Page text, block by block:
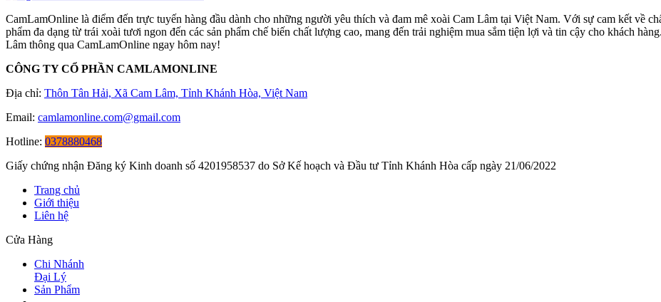
CamLamOnline là điểm đến trực tuyến hàng đầu dành cho những người yêu thích và đam mê xoài Cam Lâm tại Việt Nam. Với sự cam kết về
phẩm đa dạng từ trái xoài tươi ngon đến các sản phẩm chế biến chất lượng cao, mang đến trải nghiệm mua sắm tiện lợi và tin cậy cho khách
Lâm thông qua CamLamOnline ngay hôm nay!
CÔNG TY CỔ PHẦN CAMLAMONLINE
Địa chỉ: Thôn Tân Hải, Xã Cam Lâm, Tỉnh Khánh Hòa, Việt Nam
Email: camlamonline.com@gmail.com
Hotline: 0378880468
Giấy chứng nhận Đăng ký Kinh doanh số 4201958537 do Sở Kế hoạch và Đầu tư Tỉnh Khánh Hòa cấp ngày 21/06/2022
Trang chủ
Giới thiệu
Liên hệ
Cửa Hàng
Chi Nhánh
Đại Lý
Sản Phẩm